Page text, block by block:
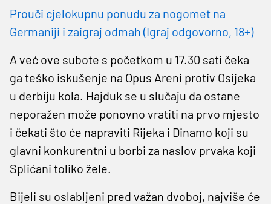
Prouči cjelokupnu ponudu za nogomet na
Germaniji i zaigraj odmah (Igraj odgovorno, 18+)
A već ove subote s početkom u 17.30 sati čeka
ga teško iskušenje na Opus Areni protiv Osijeka
u derbiju kola. Hajduk se u slučaju da ostane
neporažen može ponovno vratiti na prvo mjesto
i čekati što će napraviti Rijeka i Dinamo koji su
glavni konkurentni u borbi za naslov prvaka koji
Splićani toliko žele.
Bijeli su oslabljeni pred važan dvoboj, najviše će